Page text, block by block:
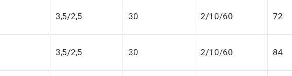
3,5/2,5 30 2/10/60 72
3,5/2,5 30 2/10/60 84